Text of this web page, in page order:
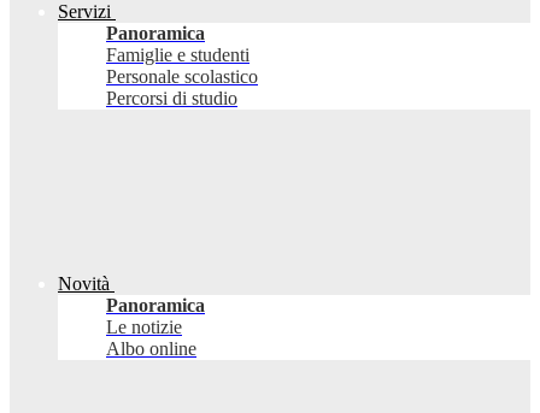
Servizi
Panoramica
Famiglie e studenti
Personale scolastico
Percorsi di studio
Novità
Panoramica
Le notizie
Albo online